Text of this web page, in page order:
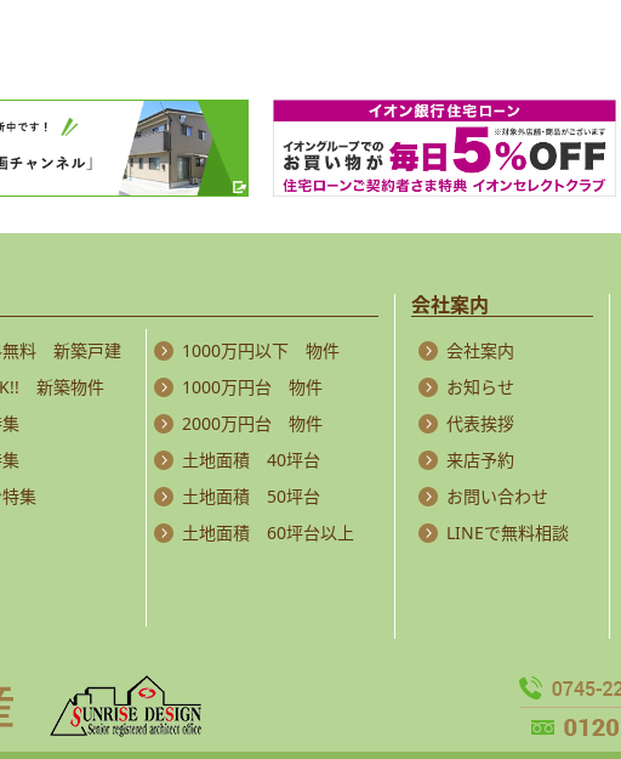
無料 新築戸建
新築物件
集
1000万円以下 物件
1000万円台 物件
2000万円台 物件
土地面積 40坪台
土地面積 50坪台
土地面積 60坪台以上
会社案内
会社案内
お知らせ
代表挨拶
来店予約
お問い合わせ
LINEで無料相談